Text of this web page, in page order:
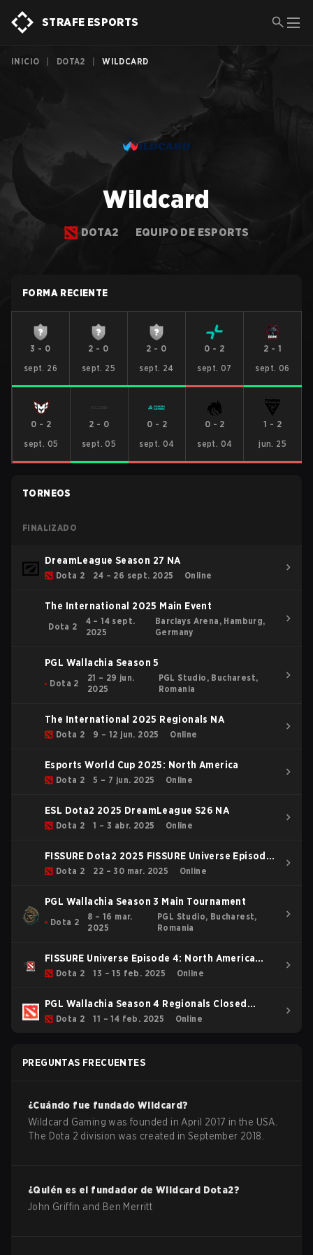
STRAFE ESPORTS
INICIO DOTA2 WILDCARD
Wildcard
DOTA2 EQUIPO DE ESPORTS
FORMA RECIENTE
3 - 0
sept. 26
2 - 0
sept. 25
2 - 0
sept. 24
0 - 2
sept. 07
2 - 1
sept. 06
0 - 2
sept. 05
2 - 0
sept. 05
0 - 2
sept. 04
0 - 2
sept. 04
1 - 2
jun. 25
TORNEOS
FINALIZADO
DreamLeague Season 27 NA
Dota 2 24 – 26 sept. 2025 Online
The International 2025 Main Event
Dota 2
4 – 14 sept.
2025
Barclays Arena, Hamburg,
Germany
PGL Wallachia Season 5
Dota 2
21 – 29 jun.
2025
PGL Studio, Bucharest,
Romania
The International 2025 Regionals NA
Dota 2 9 – 12 jun. 2025 Online
Esports World Cup 2025: North America
Dota 2 5 – 7 jun. 2025 Online
ESL Dota2 2025 DreamLeague S26 NA
Dota 2 1 – 3 abr. 2025 Online
FISSURE Dota2 2025 FISSURE Universe Episode
4 Main Tournament
Dota 2 22 – 30 mar. 2025 Online
PGL Wallachia Season 3 Main Tournament
Dota 2
8 – 16 mar.
2025
PGL Studio, Bucharest,
Romania
FISSURE Universe Episode 4: North America
Closed Qualifier
Dota 2 13 – 15 feb. 2025 Online
PGL Wallachia Season 4 Regionals Closed
Qualifier Americas
Dota 2 11 – 14 feb. 2025 Online
PREGUNTAS FRECUENTES
¿Cuándo fue fundado Wildcard?
Wildcard Gaming was founded in April 2017 in the USA.
The Dota 2 division was created in September 2018.
¿Quién es el fundador de Wildcard Dota2?
John Griffin and Ben Merritt